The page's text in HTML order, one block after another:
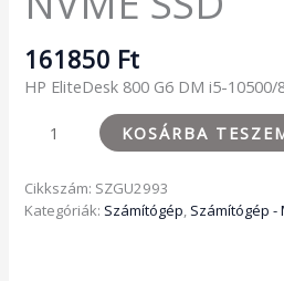
161850 Ft
HP EliteDesk 800 G6 DM i5-10500/
KOSÁRBA
Cikkszám: SZGU2993
Kategóriák: Számítógép, Számítógép -